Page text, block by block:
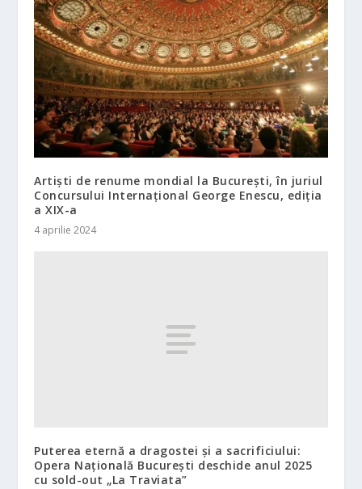
Artiști de renume mondial la București, în juriul
Concursului Internațional George Enescu, ediția
a XIX-a
4 aprilie 2024
Puterea eternă a dragostei și a sacrificiului:
Opera Națională București deschide anul 2025
cu sold-out „La Traviata”